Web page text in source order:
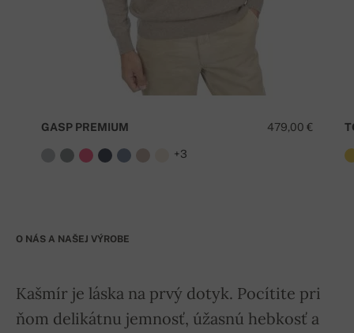
479,00 €
GASP PREMIUM
+3
O NÁS A NAŠEJ VÝROBE
Kašmír je láska na prvý dotyk. Pocítite pri
ňom delikátnu jemnosť, úžasnú hebkosť a